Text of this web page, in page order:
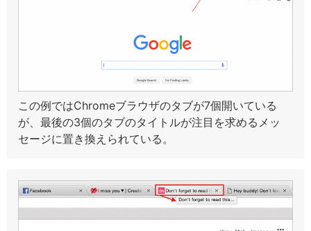
この例ではChromeブラウザのタブが7個開いている
が、最後の3個のタブのタイトルが注目を求めるメッ
セージに置き換えられている。